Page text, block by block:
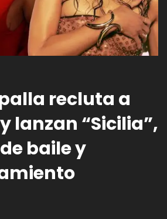
recluta a
lanzan “Sicilia”,
baile y